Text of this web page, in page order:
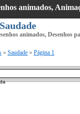
animados,
animados, Desenhos
» Saudade » Página 1